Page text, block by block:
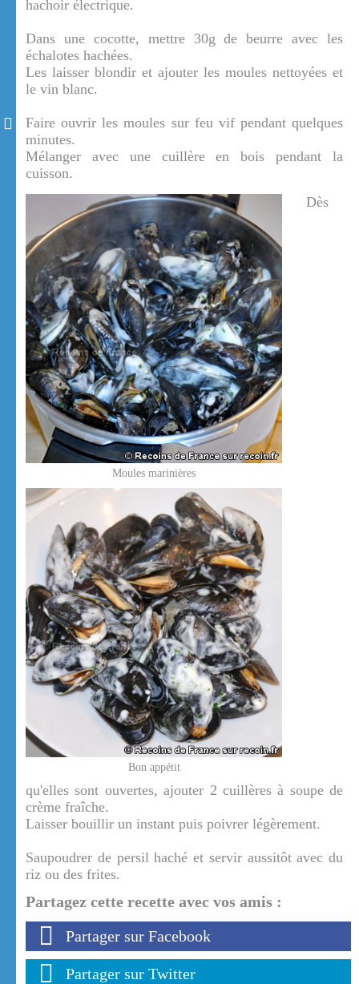
hachoir électrique.
Dans une cocotte, mettre 30g de beurre avec les
échalotes hachées.
Les laisser blondir et ajouter les moules nettoyées et
le vin blanc.
Faire ouvrir les moules sur feu vif pendant quelques
minutes.
Mélanger avec une cuillère en bois pendant la
cuisson.
Moules marinières
Bon appétit
Dès
qu'elles sont ouvertes, ajouter 2 cuillères à soupe de
crème fraîche.
Laisser bouillir un instant puis poivrer légèrement.
Saupoudrer de persil haché et servir aussitôt avec du
riz ou des frites.
Partagez cette recette avec vos amis :
Partager sur Facebook
Partager sur Twitter